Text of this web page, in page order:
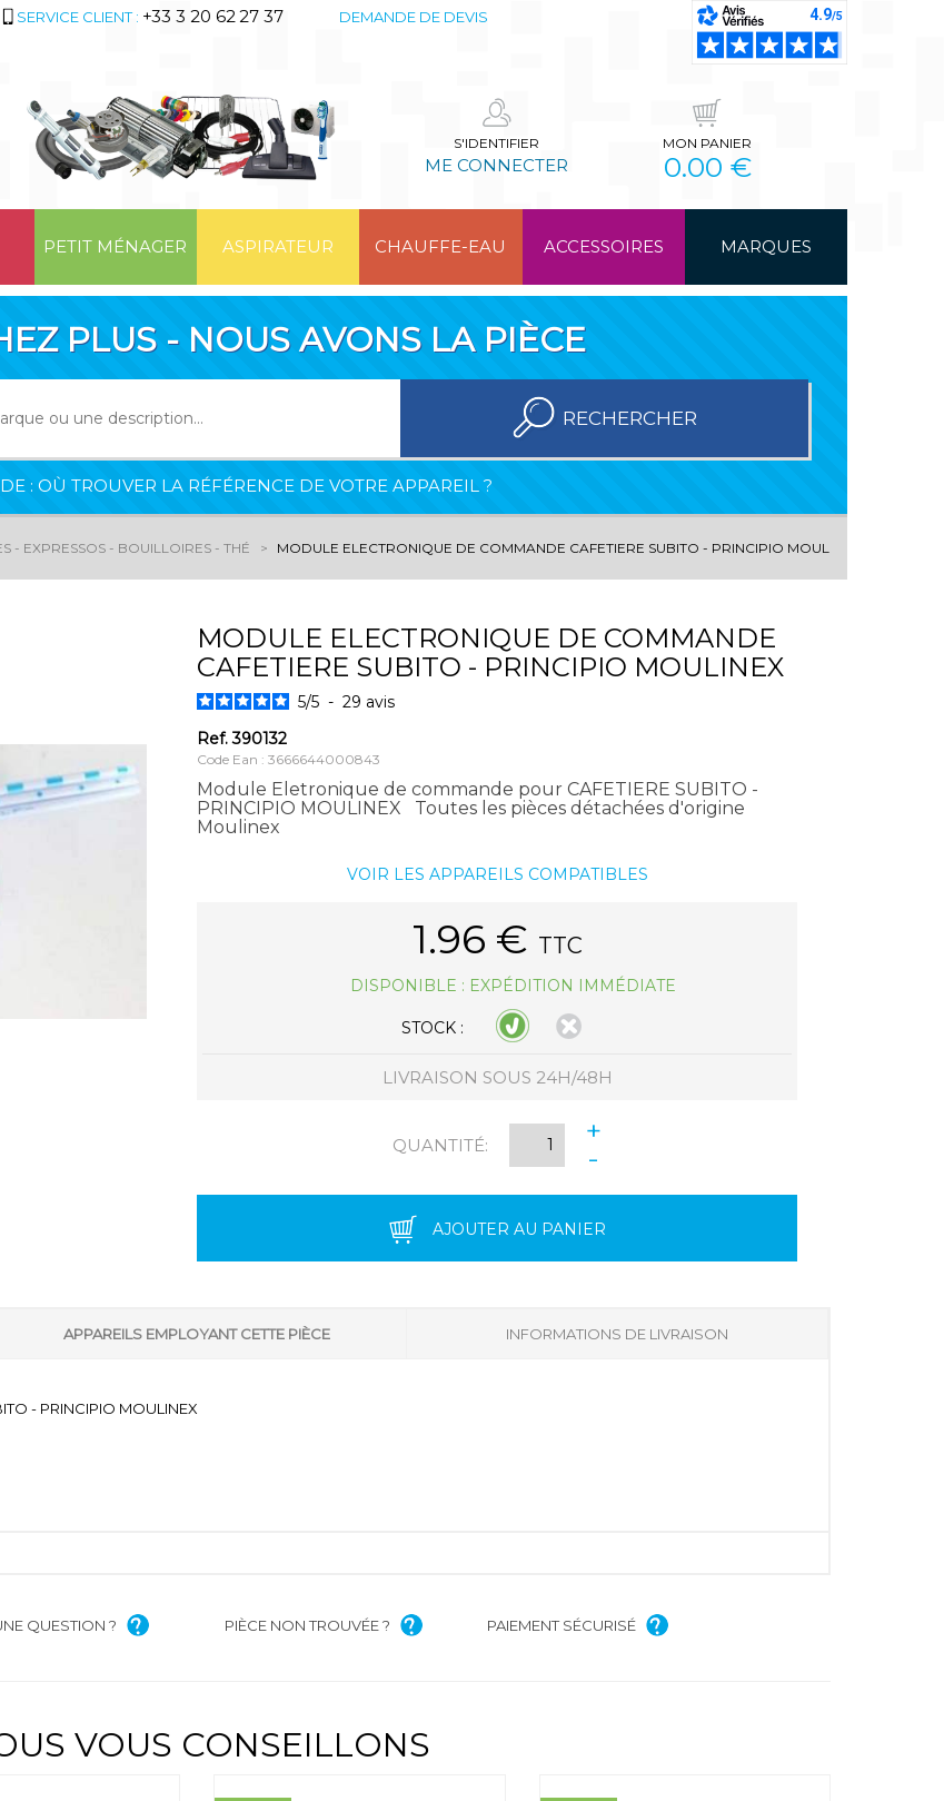
SERVICE CLIENT : +33 3 20 62 27 37 DEMANDE DE DEVIS
S'IDENTIFIER
ME CONNECTER
MON PANIER
0.00 €
PETIT MÉNAGER ASPIRATEUR CHAUFFE-EAU ACCESSOIRES MARQUES
PLUS - NOUS AVONS LA PIÈCE
RECHERCHER
: OÙ TROUVER LA RÉFÉRENCE DE VOTRE APPAREIL ?
- EXPRESSOS - BOUILLOIRES - THÉ MODULE ELECTRONIQUE DE COMMANDE CAFETIERE SUBITO - PRINCIPIO MOULINEX
MODULE ELECTRONIQUE DE COMMANDE
CAFETIERE SUBITO - PRINCIPIO MOULINEX
5/5 - 29 avis
Ref.390132
Code Ean : 3666644000843
Module Eletronique de commande pour CAFETIERE SUBITO -
PRINCIPIO MOULINEX Toutes les pièces détachées d'origine
Moulinex
VOIR LES APPAREILS COMPATIBLES
1.96 € TTC
STOCK :
DISPONIBLE : EXPÉDITION IMMÉDIATE
LIVRAISON SOUS 24H/48H
QUANTITÉ:
+
-
AJOUTER AU PANIER
APPAREILS EMPLOYANT CETTE PIÈCE INFORMATIONS DE LIVRAISON
- PRINCIPIO MOULINEX
QUESTION ? PIÈCE NON TROUVÉE ? PAIEMENT SÉCURISÉ
VOUS CONSEILLONS